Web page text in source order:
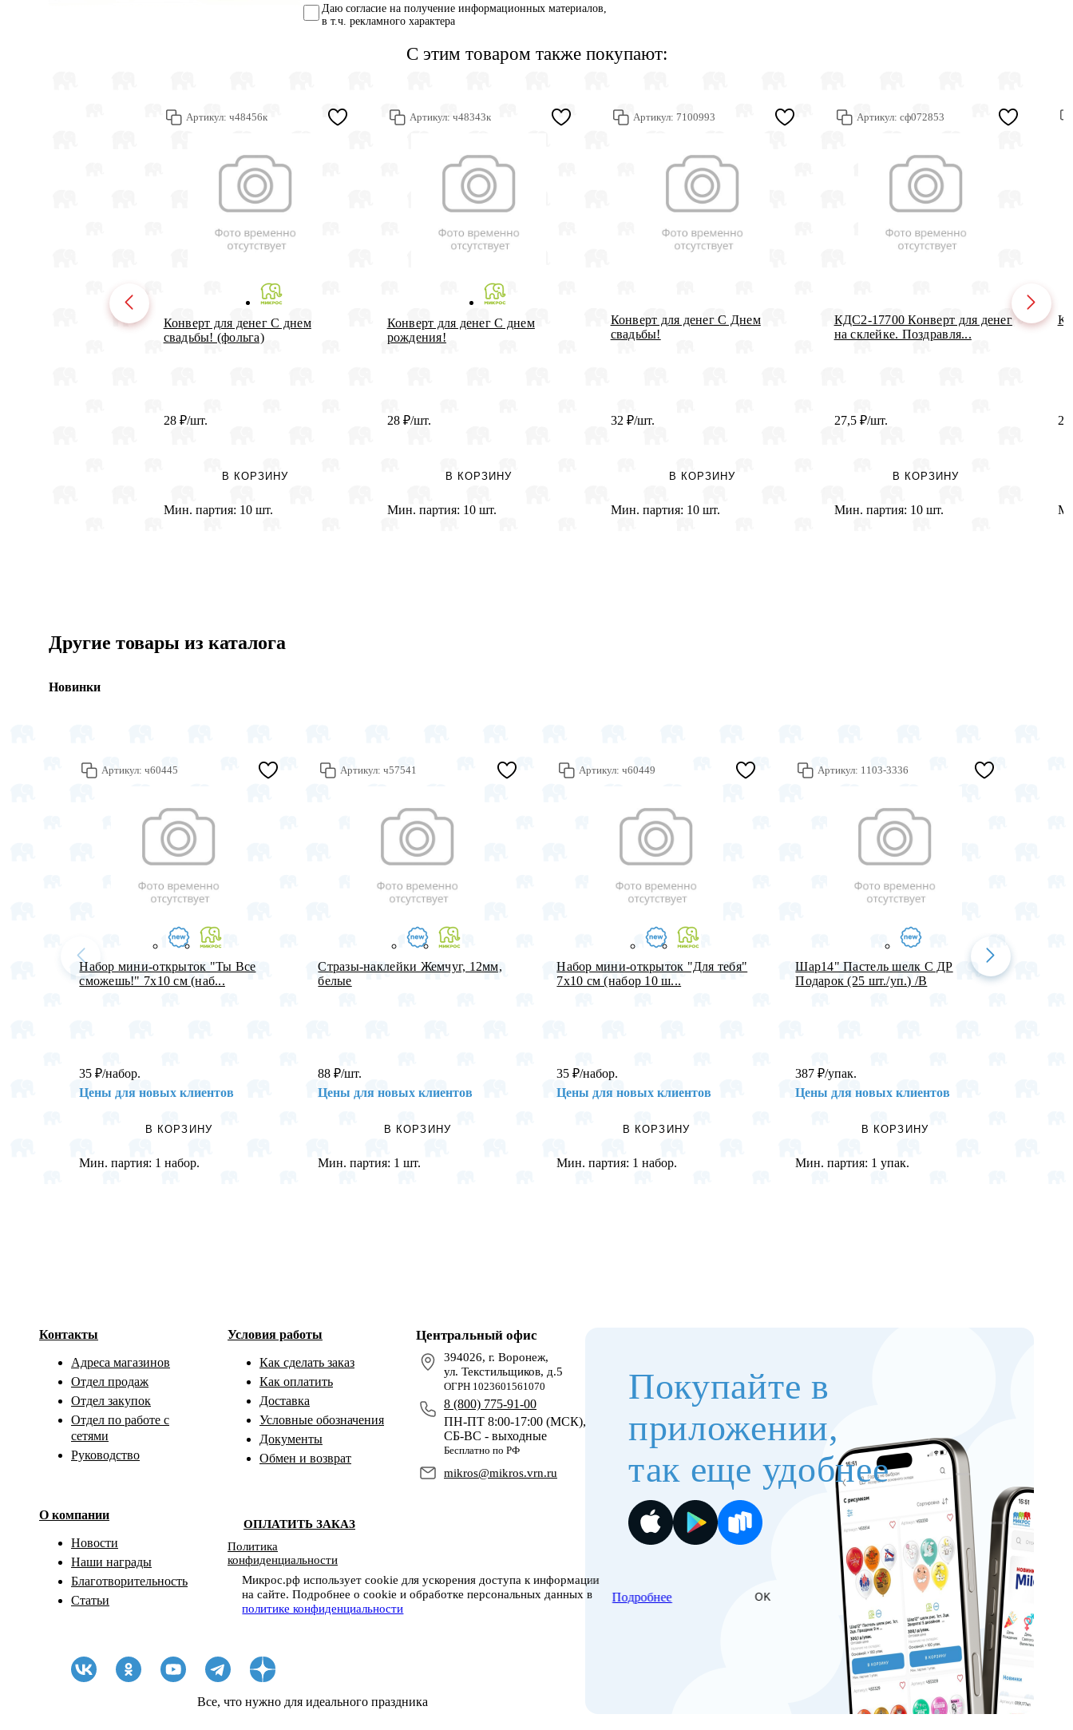
Даю согласие на получение информационных материалов,
в т.ч. рекламного характера
С этим товаром также покупают:
Артикул: ч48456к
Конверт для денег С днем
свадьбы! (фольга)
28 ₽/шт.
В КОРЗИНУ
Мин. партия: 10 шт.
Артикул: ч48343к
Конверт для денег С днем
рождения!
28 ₽/шт.
В КОРЗИНУ
Мин. партия: 10 шт.
Артикул: 7100993
Конверт для денег С Днем
свадьбы!
32 ₽/шт.
В КОРЗИНУ
Мин. партия: 10 шт.
Артикул: сф072853
КДС2-17700 Конверт для денег
на склейке. Поздравля...
27,5 ₽/шт.
В КОРЗИНУ
Мин. партия: 10 шт.
Другие товары из каталога
Новинки
Артикул: ч60445
Набор мини-открыток "Ты Все
сможешь!" 7х10 см (наб...
35₽/набор.
Цены для новых клиентов
В КОРЗИНУ
Мин. партия: 1 набор.
Артикул: ч57541
Стразы-наклейки Жемчуг, 12мм,
белые
88₽/шт.
Цены для новых клиентов
В КОРЗИНУ
Мин. партия: 1 шт.
Артикул: ч60449
Набор мини-открыток "Для тебя"
7х10 см (набор 10 ш...
35₽/набор.
Цены для новых клиентов
В КОРЗИНУ
Мин. партия: 1 набор.
Артикул: 1103-3336
Шар14" Пастель шелк С ДР
Подарок (25 шт./уп.) /В
387₽/упак.
Цены для новых клиентов
В КОРЗИНУ
Мин. партия: 1 упак.
Микрос.рф использует cookie для ускорения доступа к информации
на сайте. Подробнее о cookie и обработке персональных данных в
политике конфиденциальности
Подробнее OK
Центральный офис
394026, г. Воронеж,
ул. Текстильщиков, д.5
ОГРН 1023601561070
8 (800) 775-91-00
ПН-ПТ 8:00-17:00 (МСК),
СБ-ВС - выходные
Бесплатно по РФ
mikros@mikros.vrn.ru
Контакты
Адреса магазинов
Отдел продаж
Отдел закупок
Отдел по работе с
сетями
Руководство
О компании
Новости
Наши награды
Благотворительность
Статьи
Условия работы
Как сделать заказ
Как оплатить
Доставка
Условные обозначения
Документы
Обмен и возврат
ОПЛАТИТЬ ЗАКАЗ
Политика
конфиденциальности
Все, что нужно для идеального праздника
Покупайте в
приложении,
так еще удобнее